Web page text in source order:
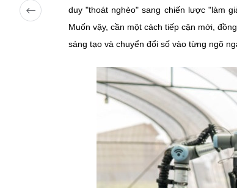
duy "thoát nghèo" sang chiến lược "làm
Muốn vậy, cần một cách tiếp cận mới,
sáng tạo và chuyển đổi số vào từng ngõ